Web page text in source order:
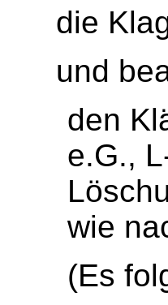
die
und
den
e.G.,
wie
(Es